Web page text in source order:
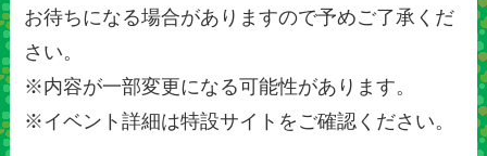
お待ちになる場合がありますので予めご了承くだ
さい。
※内容が一部変更になる可能性があります。
※イベント詳細は特設サイトをご確認ください。